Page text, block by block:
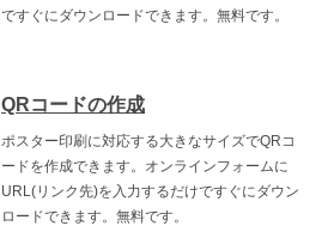
ですぐにダウンロードできます。無料です。
QRコードの作成
ポスター印刷に対応する大きなサイズでQRコ
ードを作成できます。オンラインフォームに
URL(リンク先)を入力するだけですぐにダウン
ロードできます。無料です。